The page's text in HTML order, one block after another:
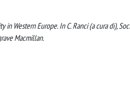
in Western Europe. In C. Ranci (a cura di),
Macmillan.